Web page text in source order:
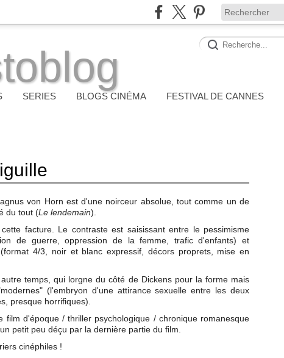
SERIES BLOGS CINÉMA FESTIVAL DE CANNES
von Horn est d'une noirceur absolue, tout comme un de
du tout (Le lendemain).
facture. Le contraste est saisissant entre le pessimisme
de guerre, oppression de la femme, trafic d'enfants) et
4/3, noir et blanc expressif, décors proprets, mise en
temps, qui lorgne du côté de Dickens pour la forme mais
(l'embryon d'une attirance sexuelle entre les deux
presque horrifiques).
d'époque / thriller psychologique / chronique romanesque
petit peu déçu par la dernière partie du film.
cinéphiles !